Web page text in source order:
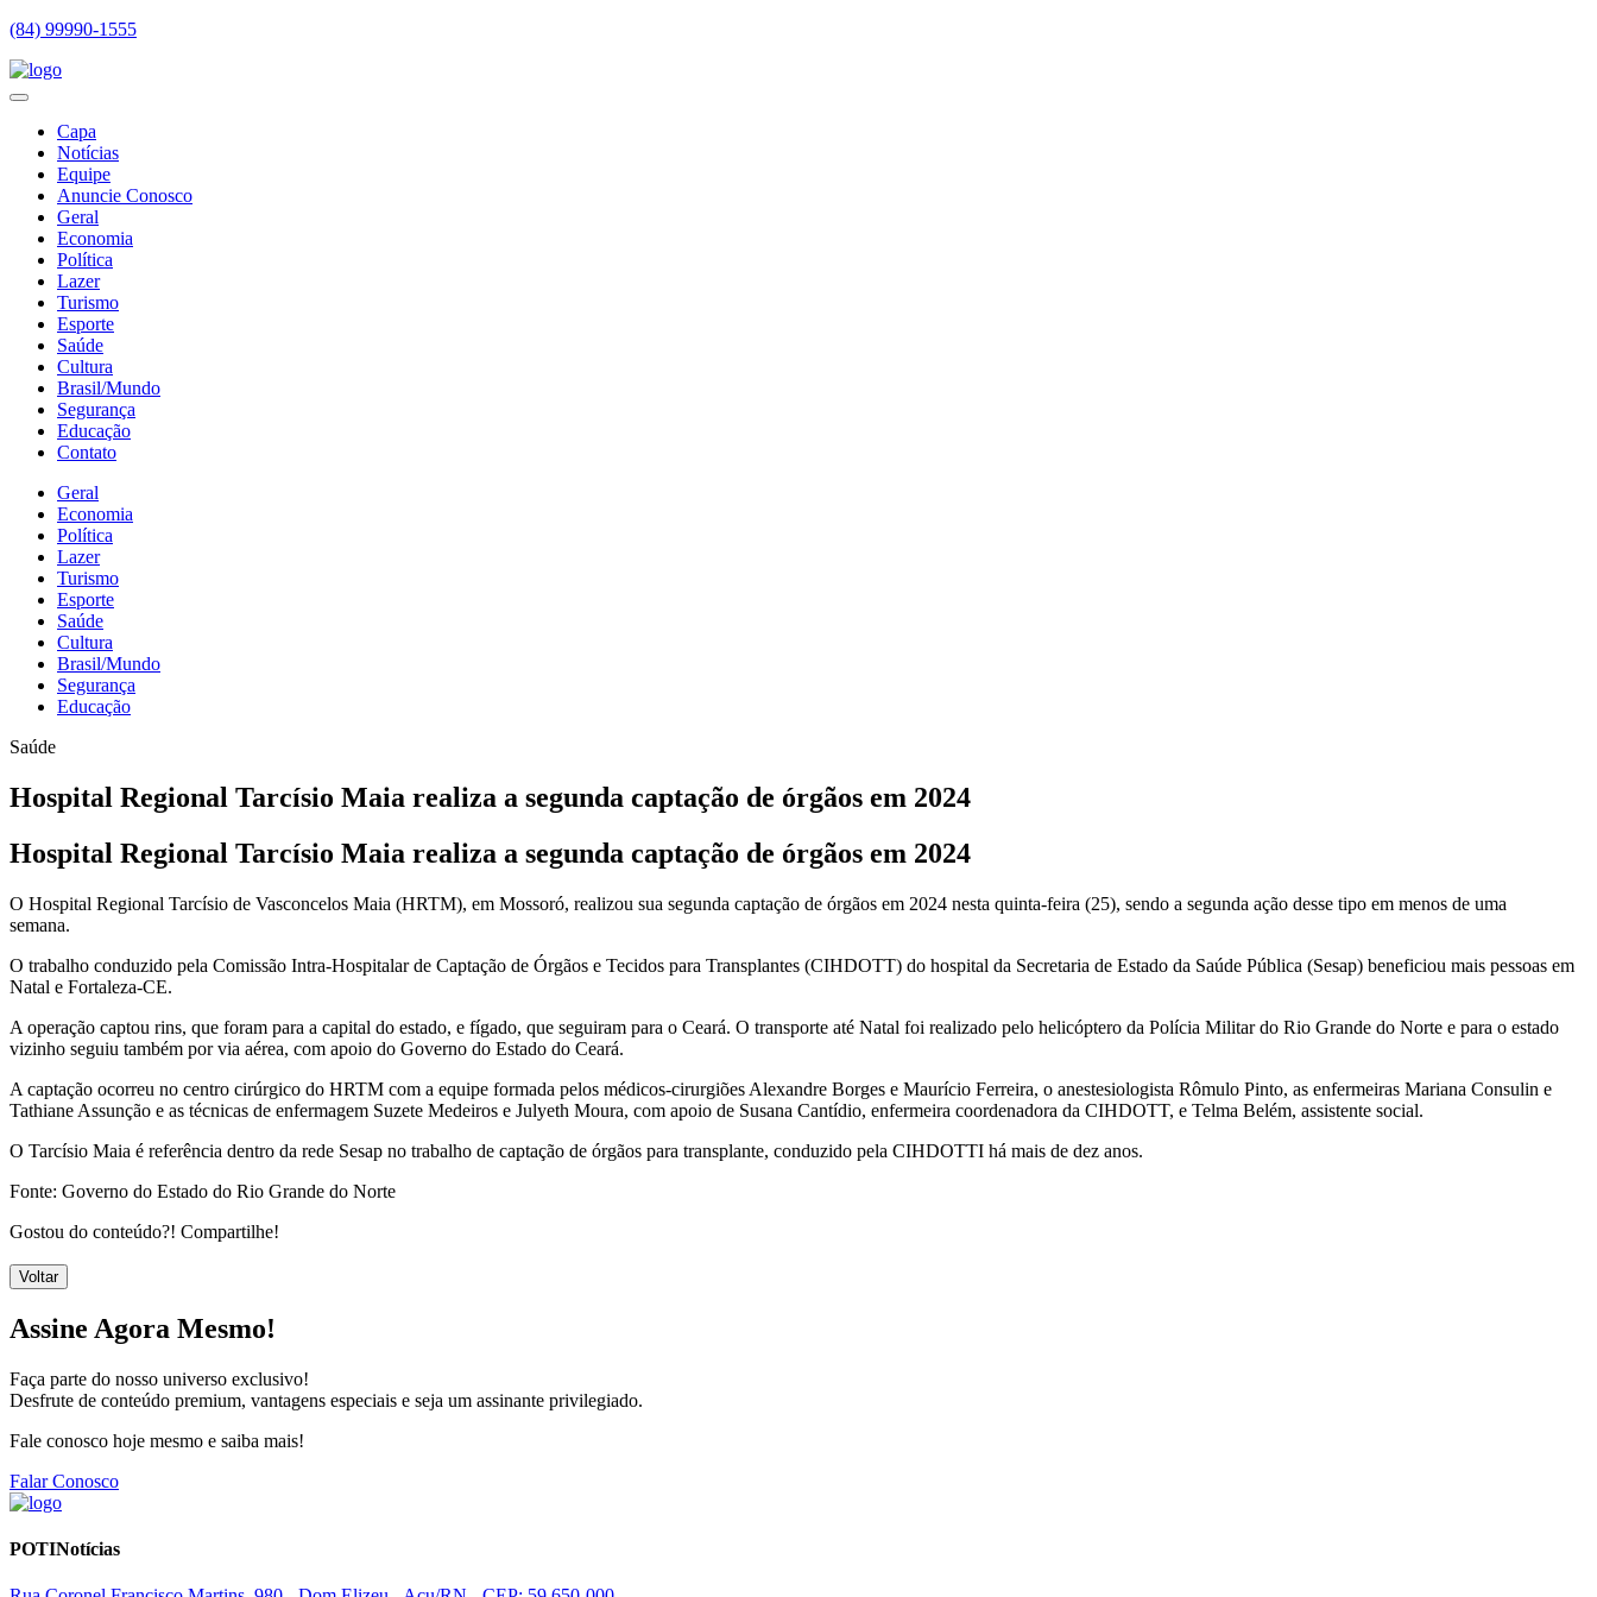
(84) 99990-1555
Capa
Notícias
Equipe
Anuncie Conosco
Geral
Economia
Política
Lazer
Turismo
Esporte
Saúde
Cultura
Brasil/Mundo
Segurança
Educação
Contato
Geral
Economia
Política
Lazer
Turismo
Esporte
Saúde
Cultura
Brasil/Mundo
Segurança
Educação
Saúde
Hospital Regional Tarcísio Maia realiza a segunda captação de órgãos em 2024
Hospital Regional Tarcísio Maia realiza a segunda captação de órgãos em 2024
O Hospital Regional Tarcísio de Vasconcelos Maia (HRTM), em Mossoró, realizou sua segunda captação de órgãos em 2024 nesta quinta-feira (25), sendo a segunda ação desse tipo em menos de uma
semana.
O trabalho conduzido pela Comissão Intra-Hospitalar de Captação de Órgãos e Tecidos para Transplantes (CIHDOTT) do hospital da Secretaria de Estado da Saúde Pública (Sesap) beneficiou mais pessoas em
Natal e Fortaleza-CE.
A operação captou rins, que foram para a capital do estado, e fígado, que seguiram para o Ceará. O transporte até Natal foi realizado pelo helicóptero da Polícia Militar do Rio Grande do Norte e para o estado
vizinho seguiu também por via aérea, com apoio do Governo do Estado do Ceará.
A captação ocorreu no centro cirúrgico do HRTM com a equipe formada pelos médicos-cirurgiões Alexandre Borges e Maurício Ferreira, o anestesiologista Rômulo Pinto, as enfermeiras Mariana Consulin e
Tathiane Assunção e as técnicas de enfermagem Suzete Medeiros e Julyeth Moura, com apoio de Susana Cantídio, enfermeira coordenadora da CIHDOTT, e Telma Belém, assistente social.
O Tarcísio Maia é referência dentro da rede Sesap no trabalho de captação de órgãos para transplante, conduzido pela CIHDOTTI há mais de dez anos.
Fonte: Governo do Estado do Rio Grande do Norte
Gostou do conteúdo?! Compartilhe!
Voltar
Assine Agora Mesmo!
Faça parte do nosso universo exclusivo!
Desfrute de conteúdo premium, vantagens especiais e seja um assinante privilegiado.
Fale conosco hoje mesmo e saiba mais!
Falar Conosco
POTINotícias